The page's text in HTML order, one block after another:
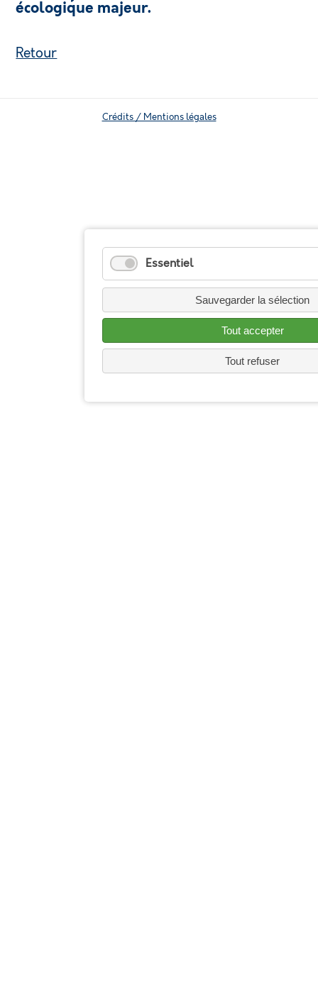
écologique majeur.
Retour
Crédits / Mentions légales
Essentiel
Sauvegarder la sélection
Tout accepter
Tout refuser